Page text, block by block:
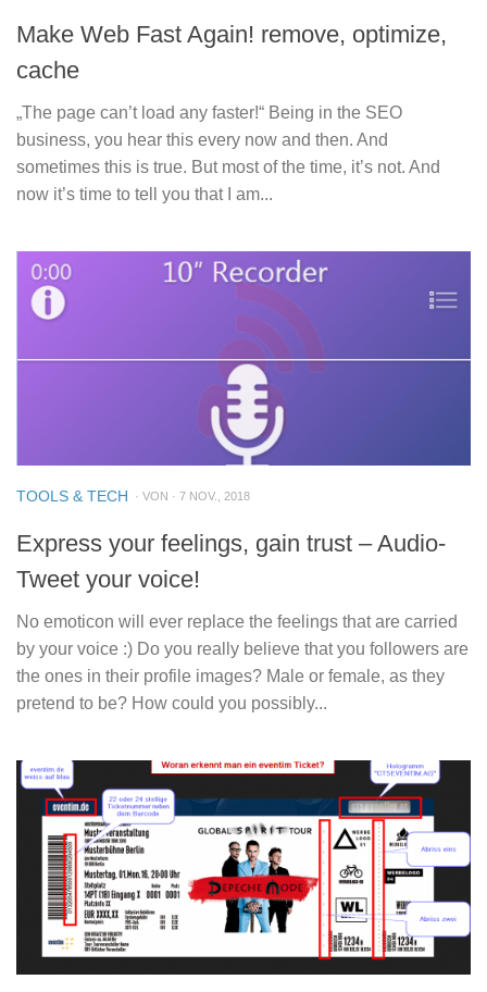
Make Web Fast Again! remove, optimize,
cache
„The page can’t load any faster!“ Being in the SEO
business, you hear this every now and then. And
sometimes this is true. But most of the time, it’s not. And
now it’s time to tell you that I am...
TOOLS & TECH · VON · 7 NOV., 2018
Express your feelings, gain trust – Audio-
Tweet your voice!
No emoticon will ever replace the feelings that are carried
by your voice :) Do you really believe that you followers are
the ones in their profile images? Male or female, as they
pretend to be? How could you possibly...